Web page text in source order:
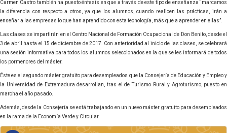
Carmen Castro también ha puesto énfasis en que a través de este tipo de enseñanza “marcamos
la diferencia con respecto a otros, ya que los alumnos, cuando realicen las prácticas, irán a
enseñar a las empresas lo que han aprendido con esta tecnología, más que a aprender en ellas”.
Las clases se impartirán en el Centro Nacional de Formación Ocupacional de Don Benito, desde el
3 de abril hasta el 15 de diciembre de 2017. Con anterioridad al inicio de las clases, se celebrará
una sesión informativa para todos los alumnos seleccionados en la que se les informará de todos
los pormenores del máster.
Éste es el segundo máster gratuito para desempleados que la Consejería de Educación y Empleo y
la Universidad de Extremadura desarrollan, tras el de Turismo Rural y Agroturismo, puesto en
marcha el año pasado.
Además, desde la Consejería se está trabajando en un nuevo máster gratuito para desempleados
en la rama de la Economía Verde y Circular.